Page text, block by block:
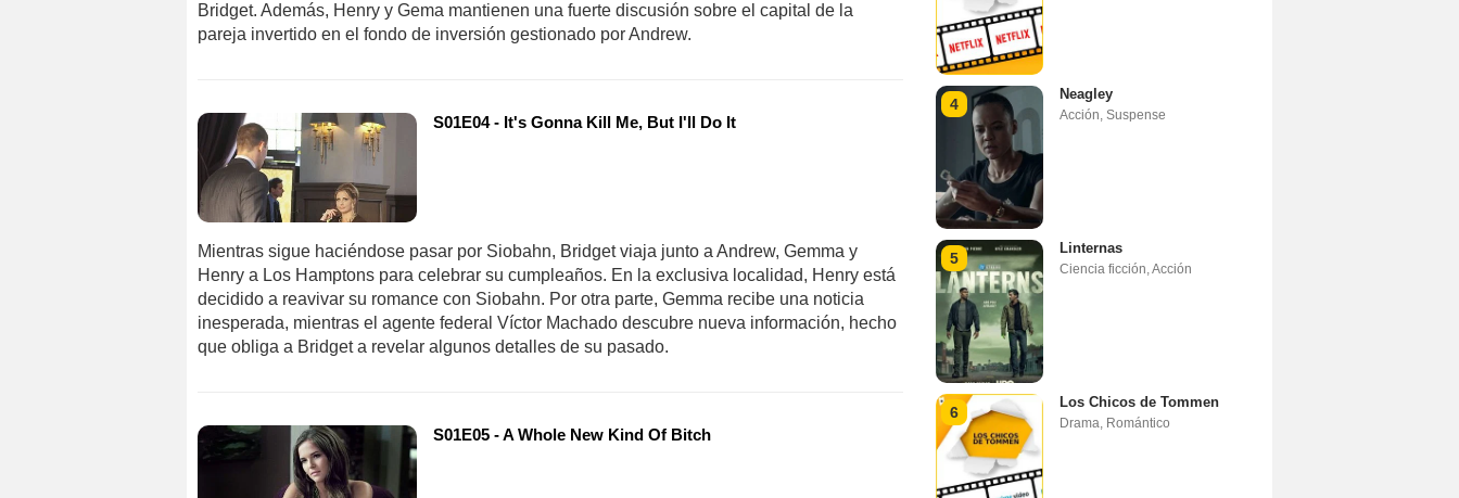
Bridget. Además, Henry y Gema mantienen una fuerte discusión sobre el capital de la
pareja invertido en el fondo de inversión gestionado por Andrew.
S01E04 - It's Gonna Kill Me, But I'll Do It
Mientras sigue haciéndose pasar por Siobahn, Bridget viaja junto a Andrew, Gemma y
Henry a Los Hamptons para celebrar su cumpleaños. En la exclusiva localidad, Henry está
decidido a reavivar su romance con Siobahn. Por otra parte, Gemma recibe una noticia
inesperada, mientras el agente federal Víctor Machado descubre nueva información, hecho
que obliga a Bridget a revelar algunos detalles de su pasado.
S01E05 - A Whole New Kind Of Bitch
4
Neagley
Acción Suspense
5
Linternas
Ciencia ficción Acción
6
Los Chicos de Tommen
Drama Romántico